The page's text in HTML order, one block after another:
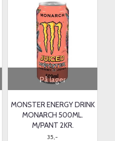
På lager
MONSTER ENERGY DRINK
MONARCH 500ML.
M/PANT 2KR.
35,-